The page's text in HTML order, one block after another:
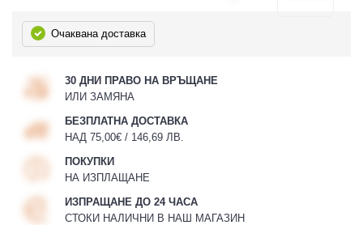
ЕКИПИРОВКА
Очаквана доставка
30 ДНИ ПРАВО НА ВРЪЩАНЕ
ИЛИ ЗАМЯНА
БЕЗПЛАТНА ДОСТАВКА
НАД 75,00€ / 146,69 ЛВ.
ПОКУПКИ
НА ИЗПЛАЩАНЕ
ИЗПРАЩАНЕ ДО 24 ЧАСА
СТОКИ НАЛИЧНИ В НАШ МАГАЗИН